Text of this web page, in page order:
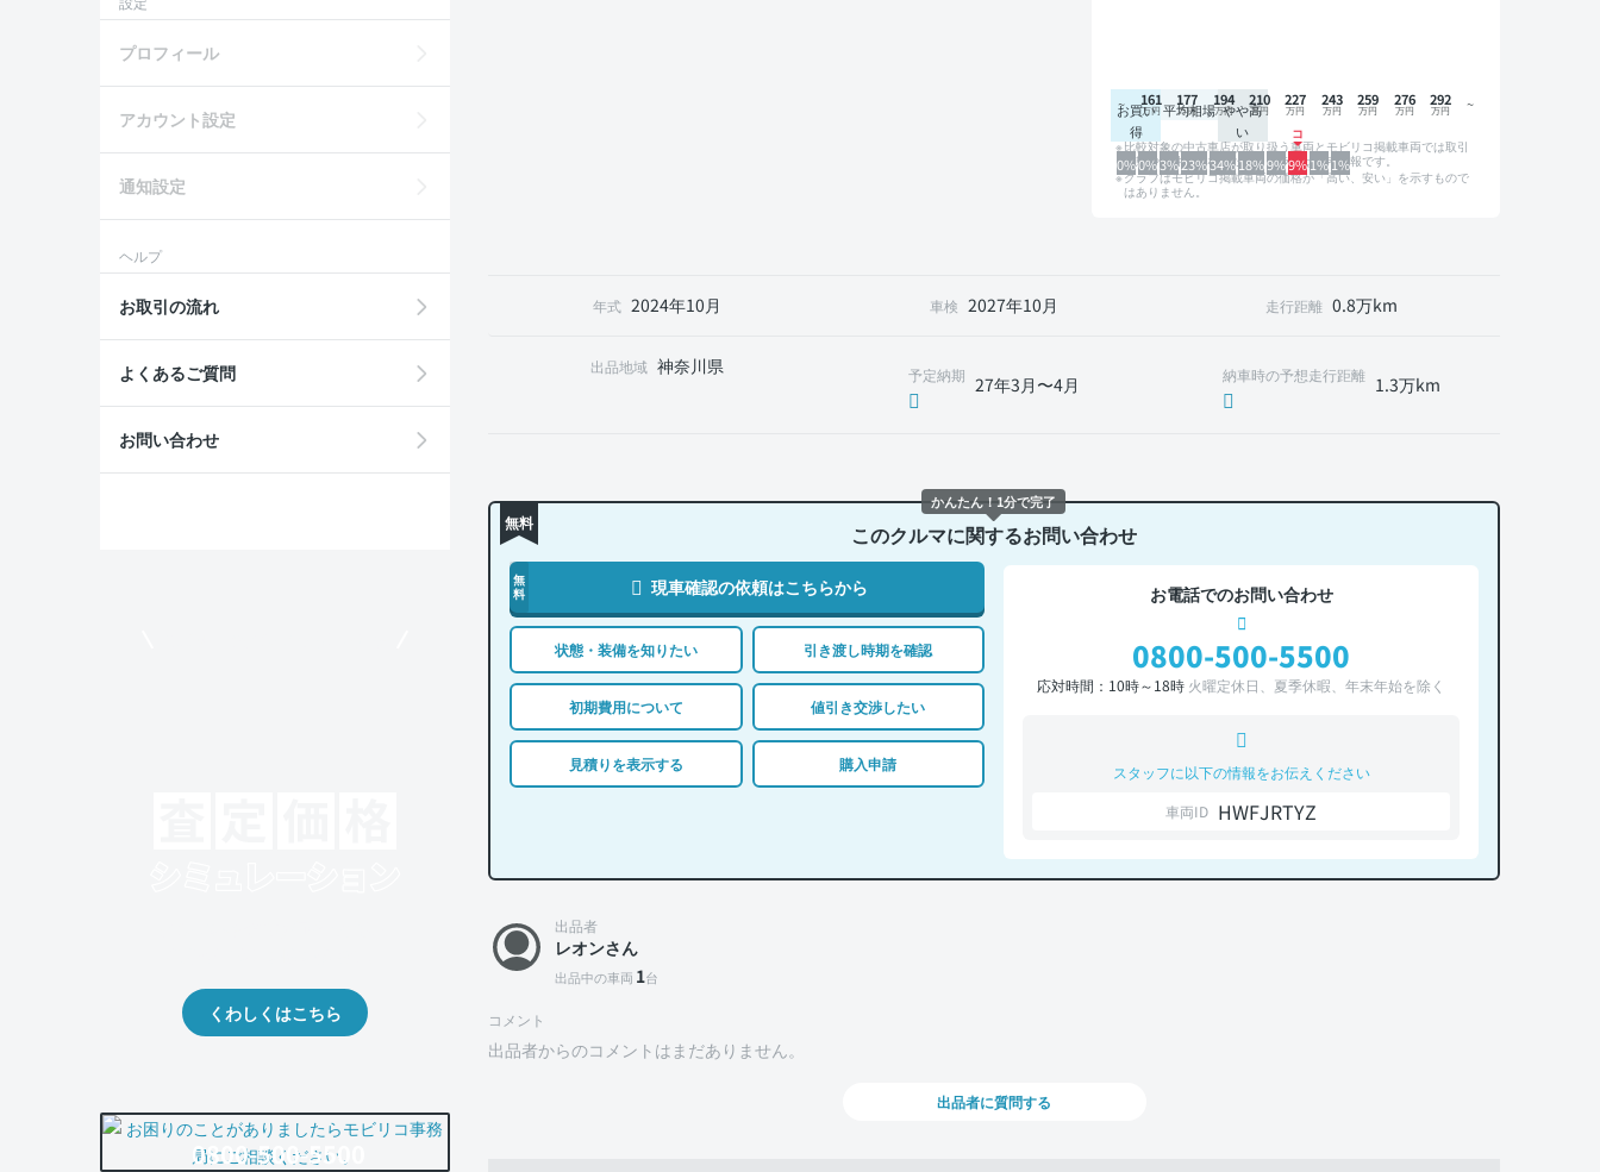
お買い
得
平均相場 やや高
い
0%0%3%23%34%18%9%9%1%1%
161 177 194 210 227 243 259 276 292
比較対象の中古車店が取り扱う車両とモビリコ掲載車両では取引
形態や条件が異なるため、グラフは参考情報です。
グラフはモビリコ掲載車両の価格が「高い、安い」を示すもので
はありません。
年式 2024年10月 車検 2027年10月 走行距離 0.8万km
出品地域 神奈川県 予定納期 27年3月〜4月 納車時の予想走行距離 1.3万km
無料 このクルマに関するお問い合わせ
無
料
現車確認の依頼はこちらから
状態・装備を知りたい 引き渡し時期を確認
初期費用について 値引き交渉したい
見積りを表示する 購入申請
お電話でのお問い合わせ
0800-500-5500
応対時間：10時～18時 火曜定休日、夏季休暇、年末年始を除く
スタッフに以下の情報をお伝えください
車両ID HWFJRTYZ
出品者
レオンさん
出品中の車両 1台
コメント
出品者からのコメントはまだありません。
出品者に質問する
プロフィール
アカウント設定
通知設定
ヘルプ
お取引の流れ
よくあるご質問
お問い合わせ
くわしくはこちら
0800-500-5500
かんたん！1分で完了